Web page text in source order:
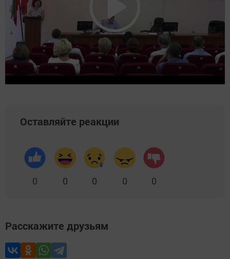
Оставляйте реакции
0 0 0 0 0
Расскажите друзьям